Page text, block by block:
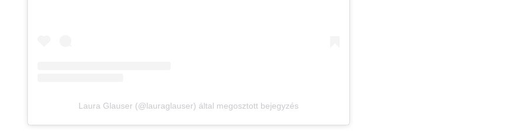
Laura Glauser (@lauraglauser) által megosztott bejegyzés